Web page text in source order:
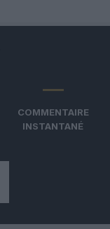
COMMENTAIRE
INSTANTANÉ